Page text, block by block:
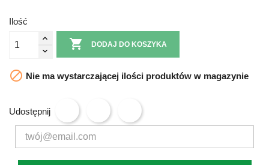
Ilość
 DODAJ DO KOSZYKA
 Nie ma wystarczającej ilości produktów w magazynie
Udostępnij